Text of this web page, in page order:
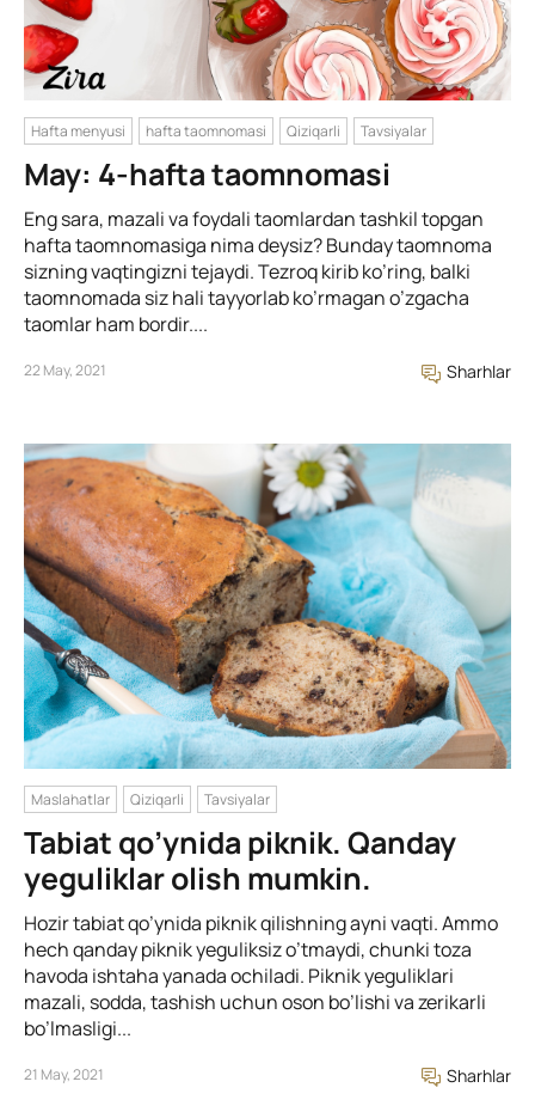
Hafta menyusi hafta taomnomasi Qiziqarli Tavsiyalar
May: 4-hafta taomnomasi
Eng sara, mazali va foydali taomlardan tashkil topgan
hafta taomnomasiga nima deysiz? Bunday taomnoma
sizning vaqtingizni tejaydi. Tezroq kirib ko’ring, balki
taomnomada siz hali tayyorlab ko’rmagan o’zgacha
taomlar ham bordir....
22 May, 2021 Sharhlar
Maslahatlar Qiziqarli Tavsiyalar
Tabiat qo’ynida piknik. Qanday
yeguliklar olish mumkin.
Hozir tabiat qo’ynida piknik qilishning ayni vaqti. Ammo
hech qanday piknik yeguliksiz o’tmaydi, chunki toza
havoda ishtaha yanada ochiladi. Piknik yeguliklari
mazali, sodda, tashish uchun oson bo’lishi va zerikarli
bo’lmasligi...
21 May, 2021 Sharhlar